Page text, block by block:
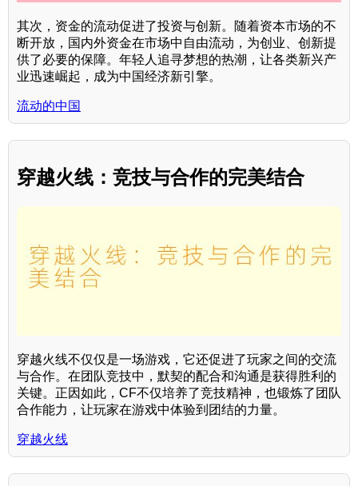
其次，资金的流动促进了投资与创新。随着资本市场的不
断开放，国内外资金在市场中自由流动，为创业、创新提
供了必要的保障。年轻人追寻梦想的热潮，让各类新兴产
业迅速崛起，成为中国经济新引擎。
流动的中国
穿越火线：竞技与合作的完美结合
穿越火线不仅仅是一场游戏，它还促进了玩家之间的交流
与合作。在团队竞技中，默契的配合和沟通是获得胜利的
关键。正因如此，CF不仅培养了竞技精神，也锻炼了团队
合作能力，让玩家在游戏中体验到团结的力量。
穿越火线